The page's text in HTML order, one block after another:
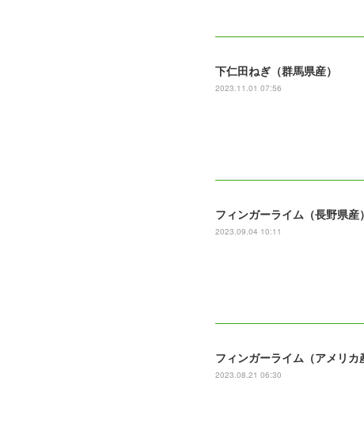
下仁田ねぎ（群馬県産）
2023.11.01 07:56
フィンガーライム（長野県産）
2023.09.04 10:11
フィンガーライム（アメリカ
2023.08.21 06:30